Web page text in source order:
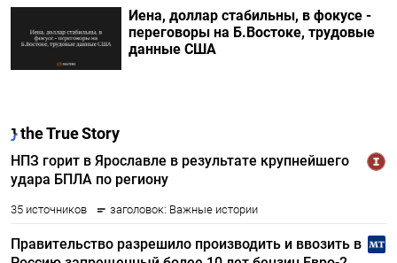
Иена, доллар стабильны, в фокусе -
переговоры на Б.Востоке, трудовые
данные США